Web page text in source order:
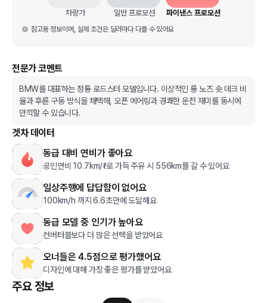
차량가 일반 프로모션 파이낸스 프로모션
참고용 정보이며, 실제 조건은 딜러마다 다를 수 있어요
전문가 코멘트
BMW를 대표하는 정통 로드스터 모델입니다. 이상적인 롱 노즈 숏 데크 비
율과 후륜 구동 방식을 채택해, 오픈 에어링과 경쾌한 운전 재미를 동시에
만끽할 수 있습니다.
겟차 데이터
동급 대비 연비가 좋아요
공인연비 10.7km/ℓ로 가득 주유 시 556km를 갈 수 있어요
일상주행에 답답함이 없어요
100km/h 까지 6.6초만에 도달해요
동급 모델 중 인기가 높아요
컨버터블보다 더 많은 선택을 받았어요
오너들은 4.5점으로 평가했어요
디자인에 대해 가장 좋은 평가를 받았어요
주요 정보